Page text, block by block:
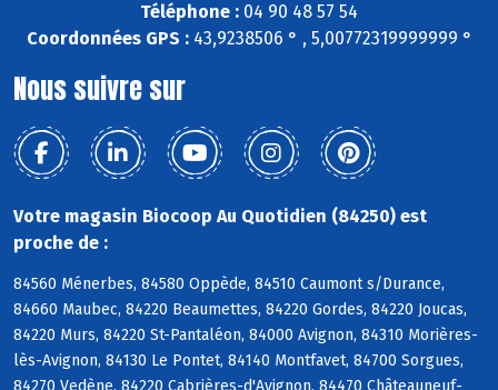
Téléphone : 04 90 48 57 54
Coordonnées GPS :43,9238506 ° , 5,00772319999999 °
Nous suivre sur
Votre magasin Biocoop Au Quotidien (84250) est
proche de :
84560 Ménerbes, 84580 Oppède, 84510 Caumont s/Durance,
84660 Maubec, 84220 Beaumettes, 84220 Gordes, 84220 Joucas,
84220 Murs, 84220 St-Pantaléon, 84000 Avignon, 84310 Morières-
lès-Avignon, 84130 Le Pontet, 84140 Montfavet, 84700 Sorgues,